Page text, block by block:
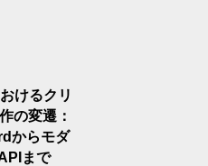
けるクリ
の変遷：
からモダ
まで